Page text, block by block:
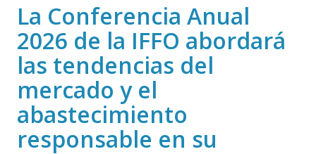
La Conferencia Anual
2026 de la IFFO abordará
las tendencias del
mercado y el
abastecimiento
responsable en su